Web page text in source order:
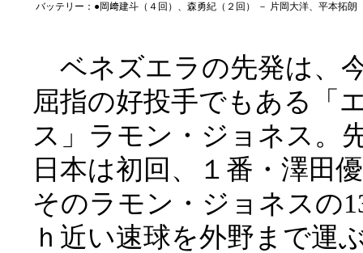
バッテリー：●岡﨑建斗（４回）、森勇紀（２回） － 片岡大洋、平本拓朗
ベネズエラの先発は、
屈指の好投手でもある「
ス」ラモン・ジョネス。
日本は初回、１番・澤田
そのラモン・ジョネスの
ｈ近い速球を外野まで運